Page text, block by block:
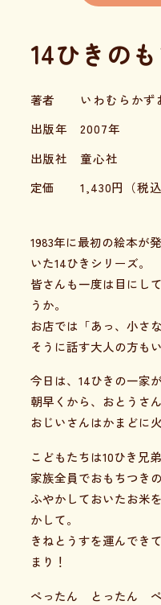
14ひきの
著者
いわむらかず
出版年
2007年
出版社
童心社
定価
1,430円（税込
1983年に最初の絵本が
いた14ひきシリーズ。
皆さんも一度は目にし
うか。
お店では「あっ、小さ
そうに話す大人の方も
今日は、14ひきの一家
朝早くから、おとうさ
おじいさんはかまどに
こどもたちは10ひき兄弟
家族全員でおもちつき
ふやかしておいたお米
かして。
きねとうすを運んでき
まり！
ぺったん とったん